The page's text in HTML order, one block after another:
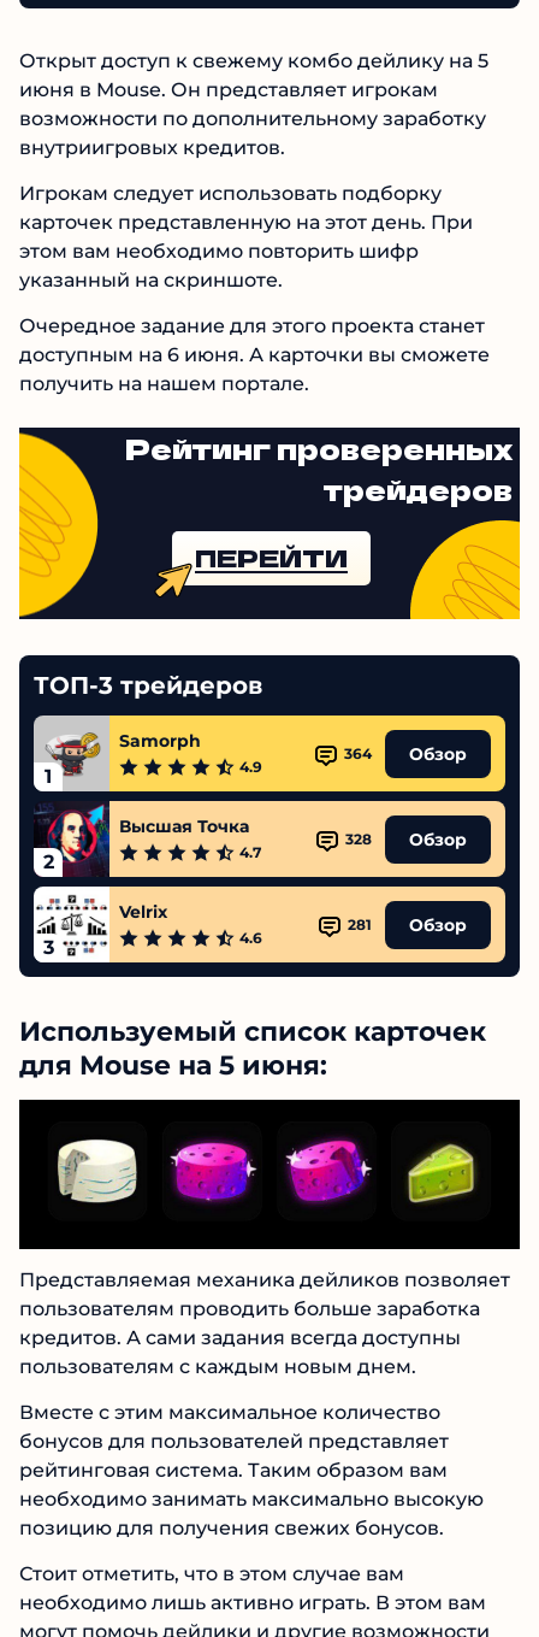
Открыт доступ к свежему комбо дейлику на 5
июня в Mouse. Он представляет игрокам
возможности по дополнительному заработку
внутриигровых кредитов.
Игрокам следует использовать подборку
карточек представленную на этот день. При
этом вам необходимо повторить шифр
указанный на скриншоте.
Очередное задание для этого проекта станет
доступным на 6 июня. А карточки вы сможете
получить на нашем портале.
Рейтинг проверенных
трейдеров
ПЕРЕЙТИ
ТОП-3 трейдеров
1
Samorph
4.9
364 Обзор
2
Высшая Точка
4.7
328 Обзор
3
Velrix
4.6
281 Обзор
Используемый список карточек
для Mouse на 5 июня:
Представляемая механика дейликов позволяет
пользователям проводить больше заработка
кредитов. А сами задания всегда доступны
пользователям с каждым новым днем.
Вместе с этим максимальное количество
бонусов для пользователей представляет
рейтинговая система. Таким образом вам
необходимо занимать максимально высокую
позицию для получения свежих бонусов.
Стоит отметить, что в этом случае вам
необходимо лишь активно играть. В этом вам
могут помочь дейлики и другие возможности